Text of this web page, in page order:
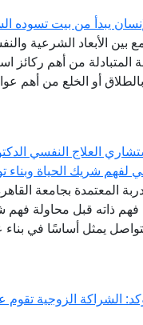
يبدأ من بيت تسوده
بين الأبعاد الشرعية
المتبادلة من أهم ركائز
أو الخلع من أهم
العلاج النفسي
شريك الحياة وبناء
المعتمدة بجامعة
فهم ذاته قبل محاولة
يمثل أساسًا في بناء
الشراكة الزوجية